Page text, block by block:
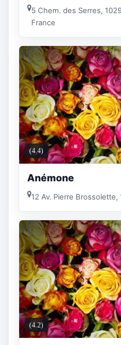
5 Chem. des Serres,
France
(4.4)
Anémone
12 Av. Pierre
(4.2)